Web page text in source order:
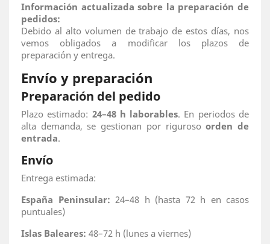
Información actualizada sobre la preparación de
pedidos:
Debido al alto volumen de trabajo de estos días, nos
vemos obligados a modificar los plazos de
preparación y entrega.
Envío y preparación
Preparación del pedido
Plazo estimado: 24–48 h laborables. En periodos de
alta demanda, se gestionan por rigurosoorden de
entrada.
Envío
Entrega estimada:
España Peninsular: 24–48 h (hasta 72 h en casos
puntuales)
Islas Baleares: 48–72 h (lunes a viernes)